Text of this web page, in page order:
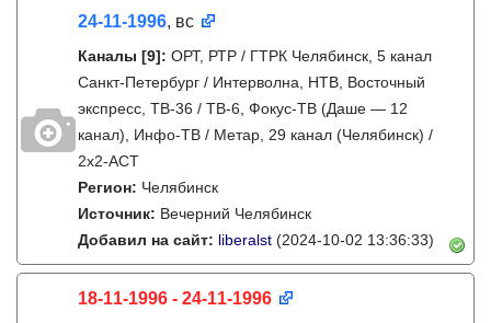
24-11-1996, вс
Каналы [9]: ОРТ, РТР / ГТРК Челябинск, 5 канал
Санкт-Петербург / Интерволна, НТВ, Восточный
экспресс, ТВ-36 / ТВ-6, Фокус-ТВ (Даше — 12
канал), Инфо-ТВ / Метар, 29 канал (Челябинск) /
2х2-АСТ
Регион: Челябинск
Источник: Вечерний Челябинск
Добавил на сайт: liberalst (2024-10-02 13:36:33)
18-11-1996 - 24-11-1996